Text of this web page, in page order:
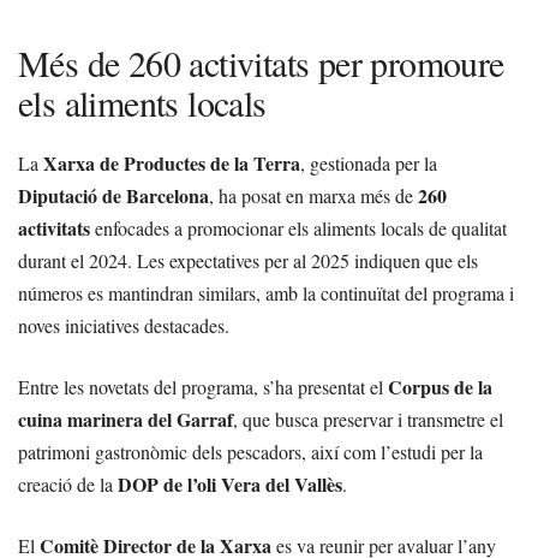
Més de 260 activitats per promoure
els aliments locals
La Xarxa de Productes de la Terra, gestionada per la
Diputació de Barcelona, ha posat en marxa més de260
activitatsenfocades a promocionar els aliments locals de qualitat
durant el 2024. Les expectatives per al 2025 indiquen que els
números es mantindran similars, amb la continuïtat del programa i
noves iniciatives destacades.
Entre les novetats del programa, s’ha presentat el Corpus de la
cuina marinera del Garraf, que busca preservar i transmetre el
patrimoni gastronòmic dels pescadors, així com l’estudi per la
creació de la DOP de l’oli Vera del Vallès.
El Comitè Director de la Xarxaes va reunir per avaluar l’any